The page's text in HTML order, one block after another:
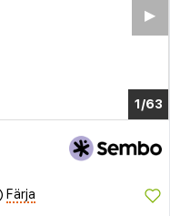
1/57
▶︎
Färja